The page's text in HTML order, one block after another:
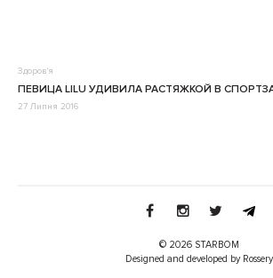
Здоров'я
ПЕВИЦА LILU УДИВИЛА РАСТЯЖКОЙ В
27 Липня 2016
© 2026 STARBOM
Designed and developed by Rossery